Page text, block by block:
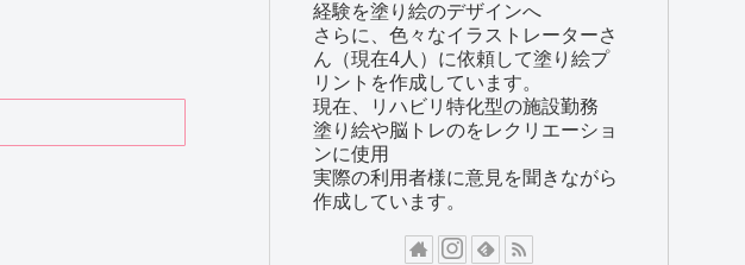
経験を塗り絵のデザインへ
さらに、色々なイラストレーターさ
ん（現在4人）に依頼して塗り絵プ
リントを作成しています。
現在、リハビリ特化型の施設勤務
塗り絵や脳トレのをレクリエーショ
ンに使用
実際の利用者様に意見を聞きながら
作成しています。